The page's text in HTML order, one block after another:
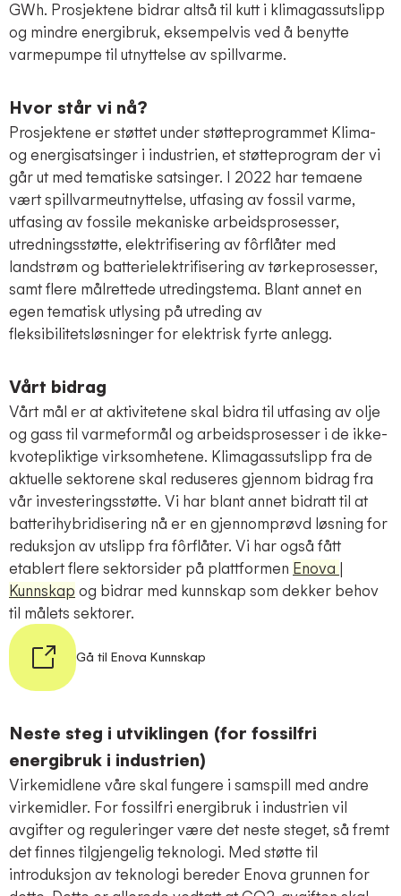
GWh. Prosjektene bidrar altså til kutt i klimagassutslipp
og mindre energibruk, eksempelvis ved å benytte
varmepumpe til utnyttelse av spillvarme.
Hvor står vi nå?
Prosjektene er støttet under støtteprogrammet Klima-
og energisatsinger i industrien, et støtteprogram der vi
går ut med tematiske satsinger. I 2022 har temaene
vært spillvarmeutnyttelse, utfasing av fossil varme,
utfasing av fossile mekaniske arbeidsprosesser,
utredningsstøtte, elektrifisering av fôrflåter med
landstrøm og batterielektrifisering av tørkeprosesser,
samt flere målrettede utredingstema. Blant annet en
egen tematisk utlysing på utreding av
fleksibilitetsløsninger for elektrisk fyrte anlegg.
Vårt bidrag
Vårt mål er at aktivitetene skal bidra til utfasing av olje
og gass til varmeformål og arbeidsprosesser i de ikke-
kvotepliktige virksomhetene. Klimagassutslipp fra de
aktuelle sektorene skal reduseres gjennom bidrag fra
vår investeringsstøtte. Vi har blant annet bidratt til at
batterihybridisering nå er en gjennomprøvd løsning for
reduksjon av utslipp fra fôrflåter. Vi har også fått
etablert flere sektorsider på plattformen Enova |
Kunnskap og bidrar med kunnskap som dekker behov
til målets sektorer.
Gå til Enova Kunnskap
Neste steg i utviklingen (for fossilfri
energibruk i industrien)
Virkemidlene våre skal fungere i samspill med andre
virkemidler. For fossilfri energibruk i industrien vil
avgifter og reguleringer være det neste steget, så fremt
det finnes tilgjengelig teknologi. Med støtte til
introduksjon av teknologi bereder Enova grunnen for